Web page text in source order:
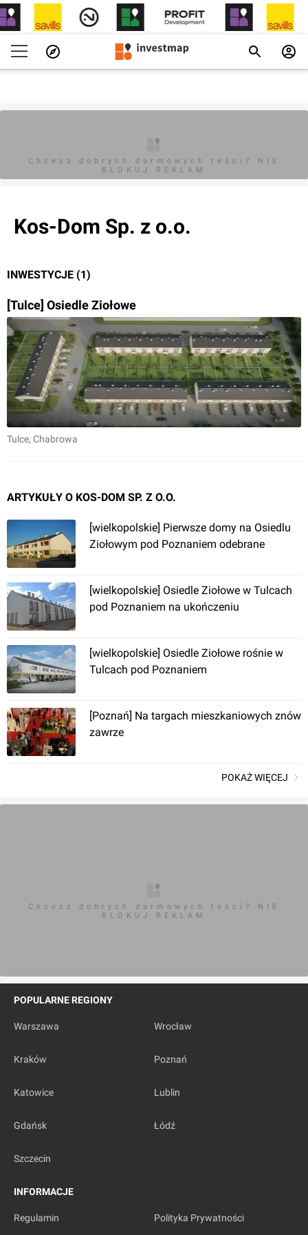
Chcesz dobrych darmowych teści? NIE
BLOKUJ REKLAM
Kos-Dom Sp. z o.o.
INWESTYCJE (1)
[Tulce] Osiedle Ziołowe
Tulce, Chabrowa
ARTYKUŁY O KOS-DOM SP. Z O.O.
[wielkopolskie] Pierwsze domy na Osiedlu
Ziołowym pod Poznaniem odebrane
[wielkopolskie] Osiedle Ziołowe w Tulcach
pod Poznaniem na ukończeniu
[wielkopolskie] Osiedle Ziołowe rośnie w
Tulcach pod Poznaniem
[Poznań] Na targach mieszkaniowych znów
zawrze
POKAŻ WIĘCEJ
Chcesz dobrych darmowych teści? NIE
BLOKUJ REKLAM
POPULARNE REGIONY
Warszawa Wrocław
Kraków Poznań
Katowice Lublin
Gdańsk Łódź
Szczecin
INFORMACJE
Regulamin Polityka Prywatności